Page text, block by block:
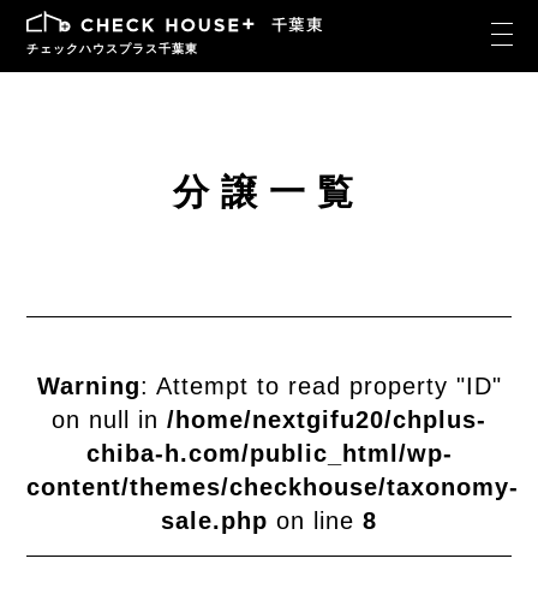
チェックハウスプラス千葉東
分譲一覧
Warning: Attempt to read property "ID"
on null in /home/nextgifu20/chplus-
chiba-h.com/public_html/wp-
content/themes/checkhouse/taxonomy-
sale.php on line 8